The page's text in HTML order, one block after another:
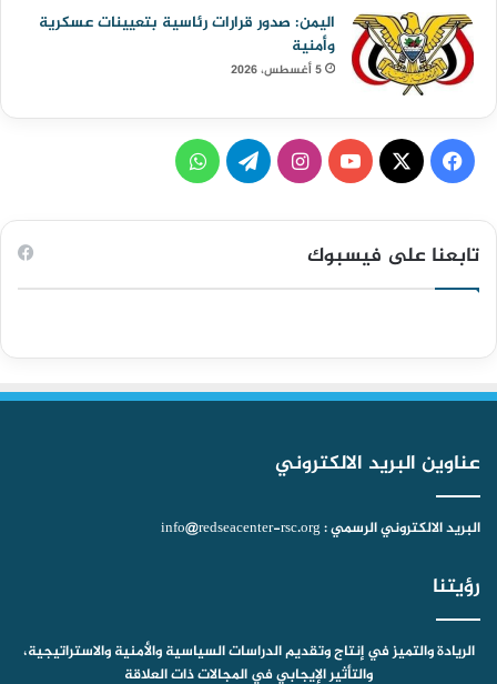
اليمن: صدور قرارات رئاسية بتعيينات عسكرية
وأمنية
5 أغسطس، 2026
ف
س
ب
ك
o
u
u
e
ت
ر
م
ق
ا
س
ب
تابعنا على فيسبوك
عناوين البريد الالكتروني
البريد الالكتروني الرسمي : info@redseacenter-rsc.org
رؤيتنا
الريادة والتميز في إنتاج وتقديم الدراسات السياسية والأمنية والاستراتيجية،
والتأثير الإيجابي في المجالات ذات العلاقة